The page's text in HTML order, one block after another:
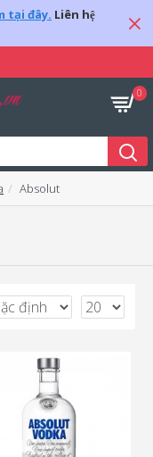
tại đây. Liên hệ
0
Absolut